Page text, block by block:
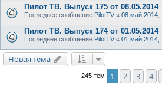
Пилот ТВ. Выпуск 175 от 08.05.2014
Последнее сообщение PilotTV « 08 май 2014,
Пилот ТВ. Выпуск 174 от 01.05.2014
Последнее сообщение PilotTV « 01 май 2014,
Новая тема
245 тем 1 2 3 4